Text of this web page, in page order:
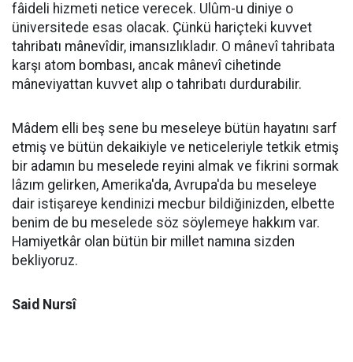
fâideli hizmeti netice verecek. Ulûm-u diniye o
üniversitede esas olacak. Çünkü hariçteki kuvvet
tahribatı mânevîdir, imansızlıkladır. O mânevî tahribata
karşı atom bombası, ancak mânevî cihetinde
mâneviyattan kuvvet alıp o tahribatı durdurabilir.
Mâdem elli beş sene bu meseleye bütün hayatını sarf
etmiş ve bütün dekaikiyle ve neticeleriyle tetkik etmiş
bir adamın bu meselede reyini almak ve fikrini sormak
lâzım gelirken, Amerika'da, Avrupa'da bu meseleye
dair istişareye kendinizi mecbur bildiğinizden, elbette
benim de bu meselede söz söylemeye hakkım var.
Hamiyetkâr olan bütün bir millet namına sizden
bekliyoruz.
Said Nursî